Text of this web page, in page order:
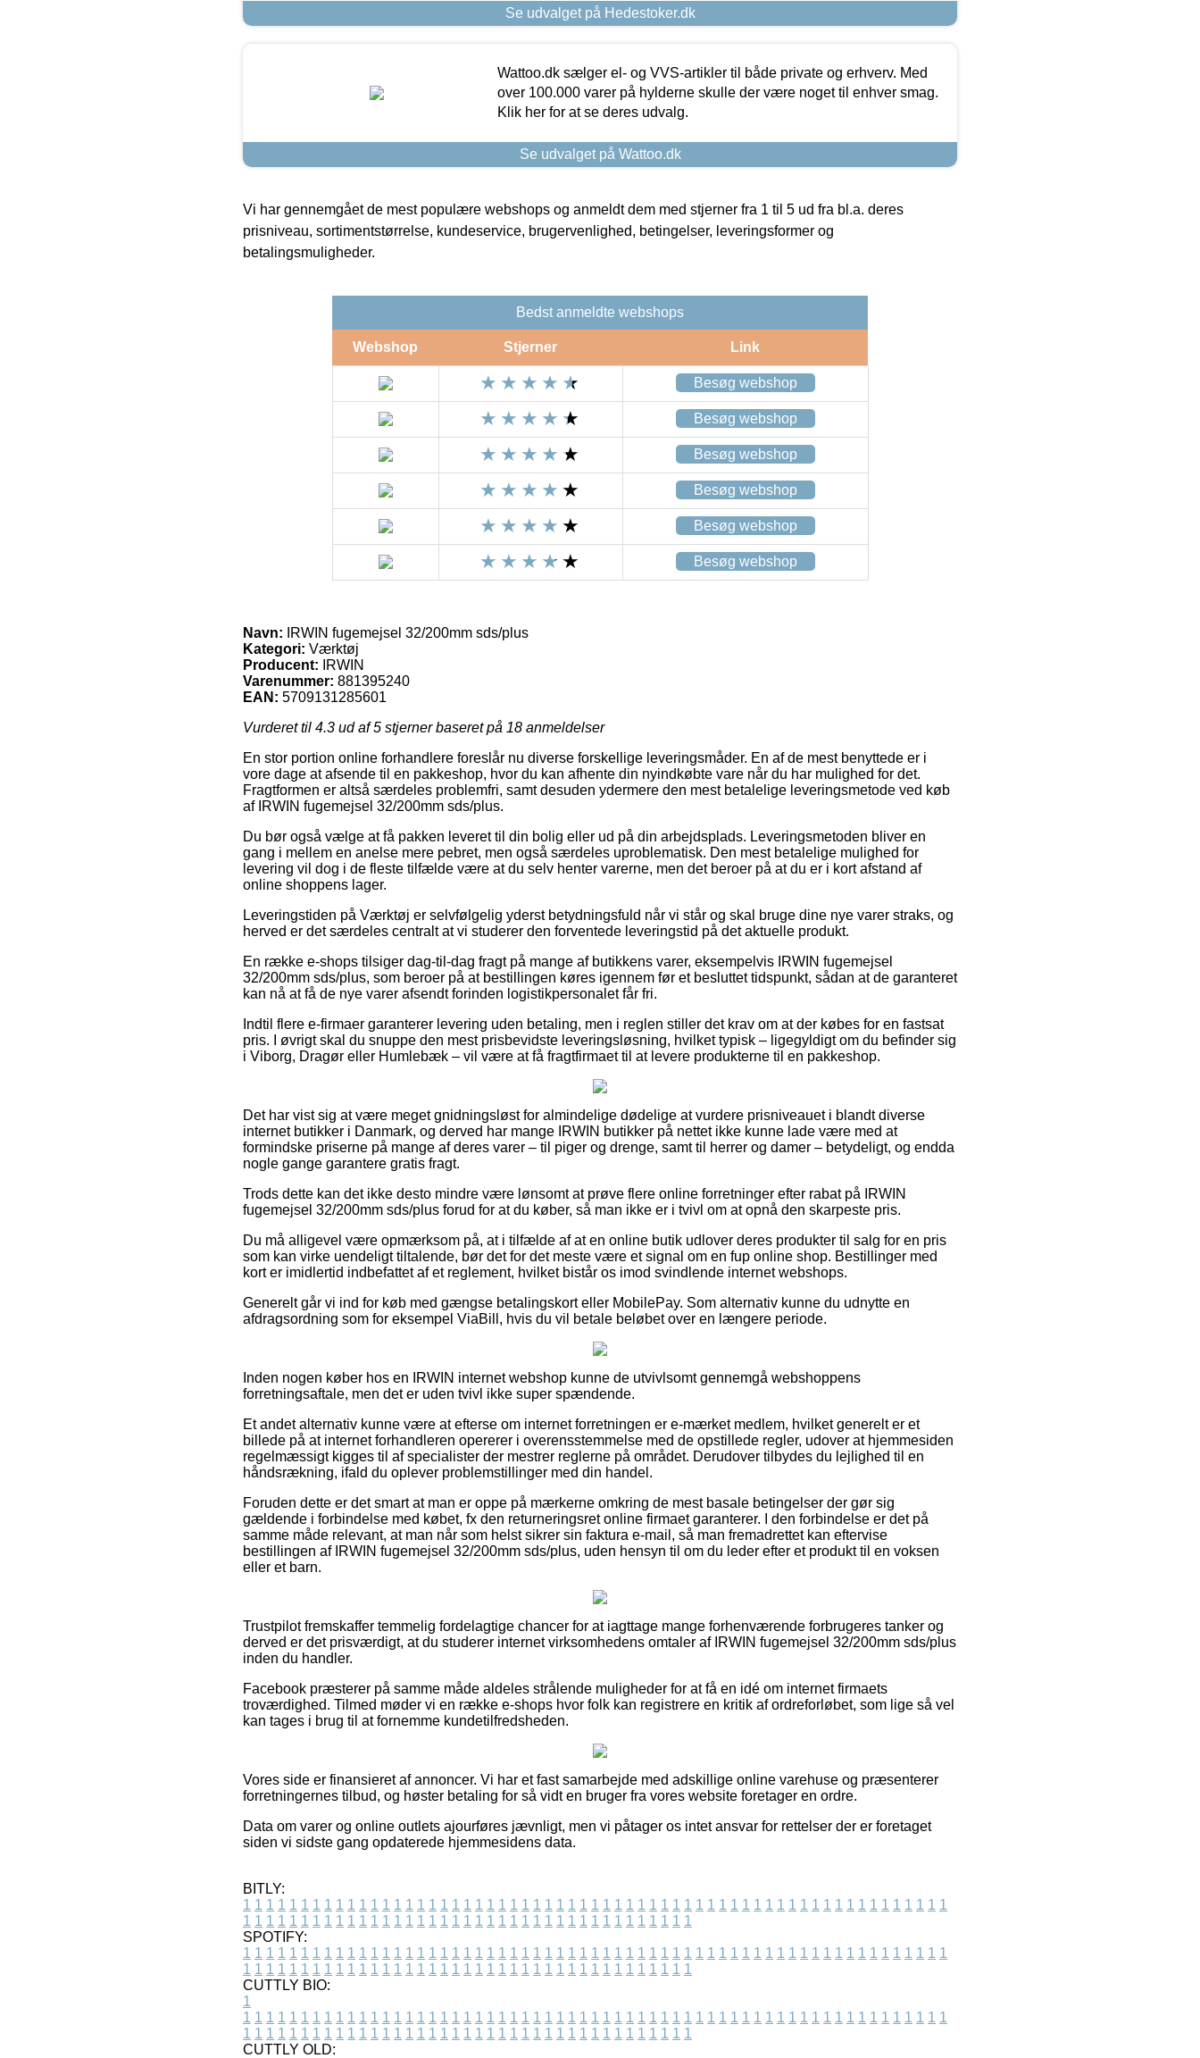
Se udvalget på Hedestoker.dk
Wattoo.dk sælger el- og VVS-artikler til både private og erhverv. Med
over 100.000 varer på hylderne skulle der være noget til enhver smag.
Klik her for at se deres udvalg.
Se udvalget på Wattoo.dk
Vi har gennemgået de mest populære webshops og anmeldt dem med stjerner fra 1 til 5 ud fra bl.a. deres
prisniveau, sortimentstørrelse, kundeservice, brugervenlighed, betingelser, leveringsformer og
betalingsmuligheder.
Bedst anmeldte webshops
Webshop Stjerner Link
Besøg webshop
Besøg webshop
Besøg webshop
Besøg webshop
Besøg webshop
Besøg webshop
Navn: IRWIN fugemejsel 32/200mm sds/plus
Kategori: Værktøj
Producent:
IRWIN
Varenummer: 881395240
EAN: 5709131285601
Vurderet til 4.3 ud af 5 stjerner baseret på 18 anmeldelser
En stor portion online forhandlere foreslår nu diverse forskellige leveringsmåder. En af de mest benyttede er i
vore dage at afsende til en pakkeshop, hvor du kan afhente din nyindkøbte vare når du har mulighed for det.
Fragtformen er altså særdeles problemfri, samt desuden ydermere den mest betalelige leveringsmetode ved køb
af IRWIN fugemejsel 32/200mm sds/plus.
Du bør også vælge at få pakken leveret til din bolig eller ud på din arbejdsplads. Leveringsmetoden bliver en
gang i mellem en anelse mere pebret, men også særdeles uproblematisk. Den mest betalelige mulighed for
levering vil dog i de fleste tilfælde være at du selv henter varerne, men det beroer på at du er i kort afstand af
online shoppens lager.
Leveringstiden på Værktøj er selvfølgelig yderst betydningsfuld når vi står og skal bruge dine nye varer straks, og
herved er det særdeles centralt at vi studerer den forventede leveringstid på det aktuelle produkt.
En række e-shops tilsiger dag-til-dag fragt på mange af butikkens varer, eksempelvis IRWIN fugemejsel
32/200mm sds/plus, som beroer på at bestillingen køres igennem før et besluttet tidspunkt, sådan at de garanteret
kan nå at få de nye varer afsendt forinden logistikpersonalet får fri.
Indtil flere e-firmaer garanterer levering uden betaling, men i reglen stiller det krav om at der købes for en fastsat
pris. I øvrigt skal du snuppe den mest prisbevidste leveringsløsning, hvilket typisk – ligegyldigt om du befinder sig
i Viborg, Dragør eller Humlebæk – vil være at få fragtfirmaet til at levere produkterne til en pakkeshop.
Det har vist sig at være meget gnidningsløst for almindelige dødelige at vurdere prisniveauet i blandt diverse
internet butikker i Danmark, og derved har mange IRWIN butikker på nettet ikke kunne lade være med at
formindske priserne på mange af deres varer – til piger og drenge, samt til herrer og damer – betydeligt, og endda
nogle gange garantere gratis fragt.
Trods dette kan det ikke desto mindre være lønsomt at prøve flere online forretninger efter rabat på IRWIN
fugemejsel 32/200mm sds/plus forud for at du køber, så man ikke er i tvivl om at opnå den skarpeste pris.
Du må alligevel være opmærksom på, at i tilfælde af at en online butik udlover deres produkter til salg for en pris
som kan virke uendeligt tiltalende, bør det for det meste være et signal om en fup online shop. Bestillinger med
kort er imidlertid indbefattet af et reglement, hvilket bistår os imod svindlende internet webshops.
Generelt går vi ind for køb med gængse betalingskort eller MobilePay. Som alternativ kunne du udnytte en
afdragsordning som for eksempel ViaBill, hvis du vil betale beløbet over en længere periode.
Inden nogen køber hos en IRWIN internet webshop kunne de utvivlsomt gennemgå webshoppens
forretningsaftale, men det er uden tvivl ikke super spændende.
Et andet alternativ kunne være at efterse om internet forretningen er e-mærket medlem, hvilket generelt er et
billede på at internet forhandleren opererer i overensstemmelse med de opstillede regler, udover at hjemmesiden
regelmæssigt kigges til af specialister der mestrer reglerne på området. Derudover tilbydes du lejlighed til en
håndsrækning, ifald du oplever problemstillinger med din handel.
Foruden dette er det smart at man er oppe på mærkerne omkring de mest basale betingelser der gør sig
gældende i forbindelse med købet, fx den returneringsret online firmaet garanterer. I den forbindelse er det på
samme måde relevant, at man når som helst sikrer sin faktura e-mail, så man fremadrettet kan eftervise
bestillingen af IRWIN fugemejsel 32/200mm sds/plus, uden hensyn til om du leder efter et produkt til en voksen
eller et barn.
Trustpilot fremskaffer temmelig fordelagtige chancer for at iagttage mange forhenværende forbrugeres tanker og
derved er det prisværdigt, at du studerer internet virksomhedens omtaler af IRWIN fugemejsel 32/200mm sds/plus
inden du handler.
Facebook præsterer på samme måde aldeles strålende muligheder for at få en idé om internet firmaets
troværdighed. Tilmed møder vi en række e-shops hvor folk kan registrere en kritik af ordreforløbet, som lige så vel
kan tages i brug til at fornemme kundetilfredsheden.
Vores side er finansieret af annoncer. Vi har et fast samarbejde med adskillige online varehuse og præsenterer
forretningernes tilbud, og høster betaling for så vidt en bruger fra vores website foretager en ordre.
Data om varer og online outlets ajourføres jævnligt, men vi påtager os intet ansvar for rettelser der er foretaget
siden vi sidste gang opdaterede hjemmesidens data.
BITLY:
1 1 1 1 1 1 1 1 1 1 1 1 1 1 1 1 1 1 1 1 1 1 1 1 1 1 1 1 1 1 1 1 1 1 1 1 1 1 1 1 1 1 1 1 1 1 1 1 1 1 1 1 1 1 1 1 1 1 1 1 1
1 1 1 1 1 1 1 1 1 1 1 1 1 1 1 1 1 1 1 1 1 1 1 1 1 1 1 1 1 1 1 1 1 1 1 1 1 1 1
SPOTIFY:
1 1 1 1 1 1 1 1 1 1 1 1 1 1 1 1 1 1 1 1 1 1 1 1 1 1 1 1 1 1 1 1 1 1 1 1 1 1 1 1 1 1 1 1 1 1 1 1 1 1 1 1 1 1 1 1 1 1 1 1 1
1 1 1 1 1 1 1 1 1 1 1 1 1 1 1 1 1 1 1 1 1 1 1 1 1 1 1 1 1 1 1 1 1 1 1 1 1 1 1
CUTTLY BIO:
1
1 1 1 1 1 1 1 1 1 1 1 1 1 1 1 1 1 1 1 1 1 1 1 1 1 1 1 1 1 1 1 1 1 1 1 1 1 1 1 1 1 1 1 1 1 1 1 1 1 1 1 1 1 1 1 1 1 1 1 1 1
1 1 1 1 1 1 1 1 1 1 1 1 1 1 1 1 1 1 1 1 1 1 1 1 1 1 1 1 1 1 1 1 1 1 1 1 1 1 1
CUTTLY OLD: